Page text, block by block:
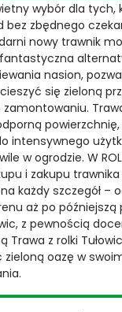
wybór dla tych,
zbędnego
nowy trawnik
nasion,
się zieloną
intensywnego
w ogrodzie. W
i zakupu trawnika
każdy szczegół –
aż po późniejszą
z pewnością
Trawa z rolki
oazę w